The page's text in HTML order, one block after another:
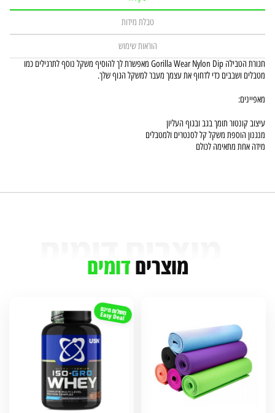
טבלת מידות
הוראות שימוש
חגורת הטבילה Gorilla Wear Nylon Dip מאפשרת לך להוסיף משקל נוסף לתרגילים כמו
מטבלים ושבבים כדי לדחוף את עצמך מעבר למשקל הגוף שלך.
מאפיינים:
עיצוב קונטור תומך בגב ובגוף העליון
מנגנון הוספת משקל קל לסנטרים ולמטבלים
מידה אחת מתאימה לכולם
מוצריםדומים
משלוח חינם
Easy Deal